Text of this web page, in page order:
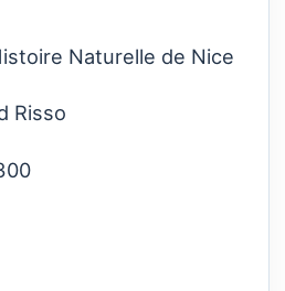
Naturelle de Nice
Risso